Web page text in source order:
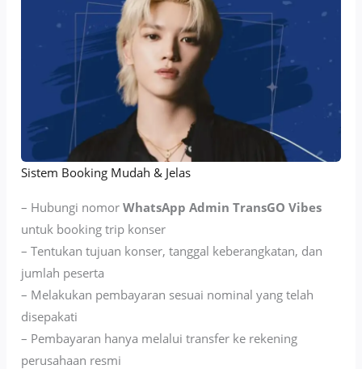
Sistem Booking Mudah & Jelas
– Hubungi nomorWhatsApp Admin TransGO Vibes
untuk booking trip konser
– Tentukan tujuan konser, tanggal keberangkatan, dan
jumlah peserta
– Melakukan pembayaran sesuai nominal yang telah
disepakati
– Pembayaran hanya melalui transfer ke rekening
perusahaan resmi